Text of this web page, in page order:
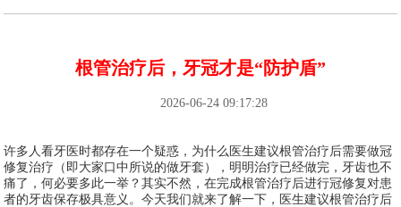
口腔健康
就医指南
党群工作
根管治疗后，牙冠才是“防护盾”
2026-06-24 09:17:28
许多人看牙医时都存在一个疑惑，为什么医生建议根管治疗后需要做冠
修复治疗（即大家口中所说的做牙套），明明治疗已经做完，牙齿也不
痛了，何必要多此一举？其实不然，在完成根管治疗后进行冠修复对患
者的牙齿保存极具意义。今天我们就来了解一下，医生建议根管治疗后